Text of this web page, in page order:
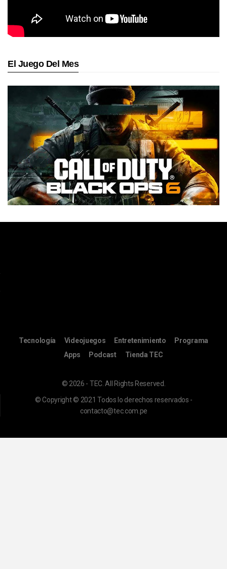
El Juego Del Mes
Tecnología Videojuegos Entretenimiento
Programa
Apps
Podcast Tienda TEC
© 2026 - TEC. All Rights Reserved.
© Copyright © 2021 Todos lo derechos reservados -
contacto@tec.com.pe